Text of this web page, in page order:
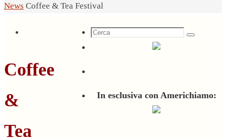
Home
News Coffee & Tea Festival
Coffee
&
Tea
Cerca
Cerca
In esclusiva con Americhiamo: